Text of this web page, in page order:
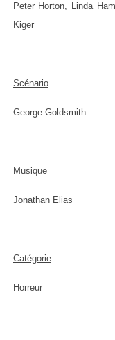
Peter Horton, Linda
Kiger
Scénario
George Goldsmith
Musique
Jonathan Elias
Catégorie
Horreur